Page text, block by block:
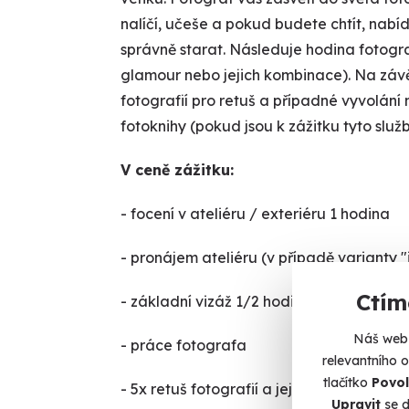
Náš
relevantního
tlačítko
Upravitse
nalíčí, učeše a pokud budete chtít,
správně starat. Následuje hodina
glamour nebo jejich kombinace). Na
fotografií pro retuš a případné vyvolání
fotoknihy (pokud jsou k zážitku tyto
V ceně zážitku:
- focení v ateliéru / exteriéru 1 hodina
- pronájem ateliéru (v případě varianty
- základní vizáž 1/2 hodiny
- práce fotografa
- 5x retuš fotografií a jejich dodávka